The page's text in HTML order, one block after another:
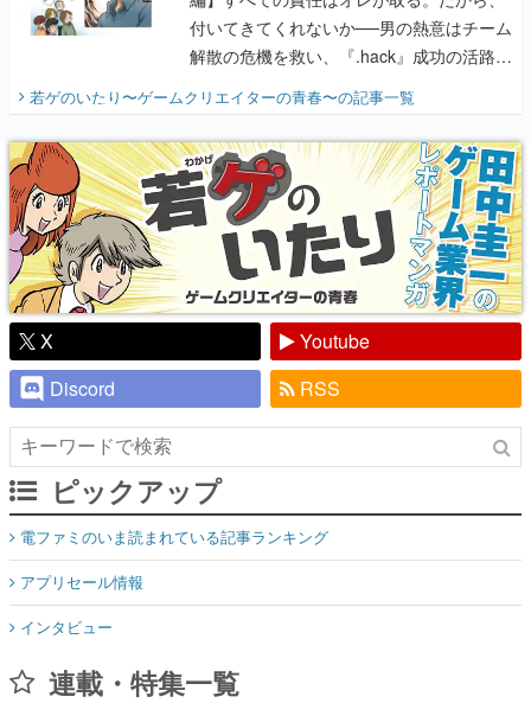
付いてきてくれないか──男の熱意はチーム
解散の危機を救い、『.hack』成功の活路を
『少年ジャンプ』色だった【若ゲのいた
り】
若ゲのいたり〜ゲームクリエイターの青春〜の記事一覧
X
Youtube
Discord
RSS
ピックアップ
電ファミのいま読まれている記事ランキング
アプリセール情報
インタビュー
連載・特集一覧